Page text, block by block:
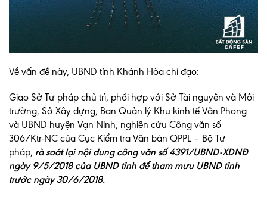
Về vấn đề này, UBND tỉnh Khánh Hòa chỉ đạo:
Giao Sở Tư pháp chủ trì, phối hợp với Sở Tài nguyên và Môi
trường, Sở Xây dựng, Ban Quản lý Khu kinh tế Vân Phong
và UBND huyện Vạn Ninh, nghiên cứu Công văn số
306/Ktr-NC của Cục Kiểm tra Văn bản QPPL – Bộ Tư
pháp, rà soát lại nội dung công văn số 4391/UBND-XDNĐ
ngày 9/5/2018 của UBND tỉnh để tham mưu UBND tỉnh
trước ngày 30/6/2018.